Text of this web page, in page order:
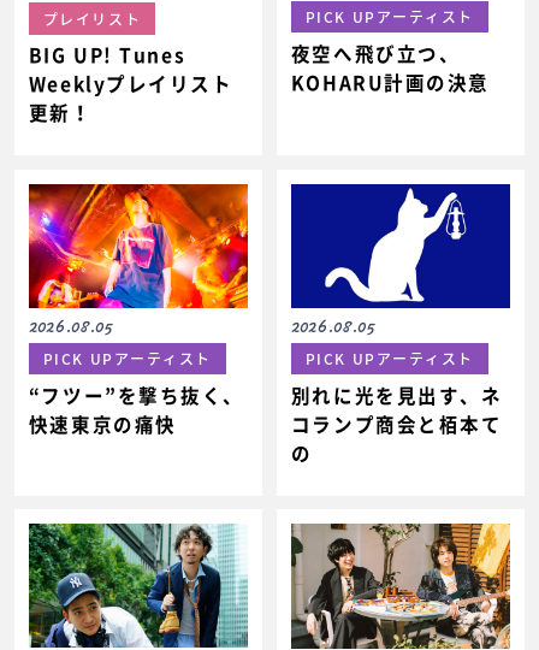
プレイリスト
BIG UP! Tunes
Weeklyプレイリスト
更新！
PICK UPアーティスト
夜空へ飛び立つ、
KOHARU計画の決意
2026.08.05
PICK UPアーティスト
“フツー”を撃ち抜く、
快速東京の痛快
2026.08.05
PICK UPアーティスト
別れに光を見出す、ネ
コランプ商会と栢本て
の